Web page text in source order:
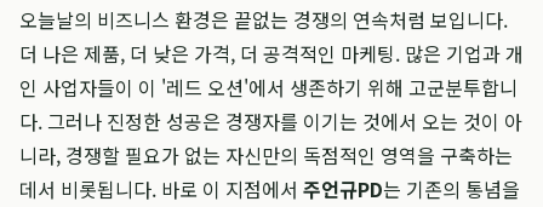
오늘날의 비즈니스 환경은 끝없는 경쟁의 연속처럼 보입니다.
더 나은 제품, 더 낮은 가격, 더 공격적인 마케팅. 많은 기업과 개
인 사업자들이 이 '레드 오션'에서 생존하기 위해 고군분투합니
다. 그러나 진정한 성공은 경쟁자를 이기는 것에서 오는 것이 아
니라, 경쟁할 필요가 없는 자신만의 독점적인 영역을 구축하는
데서 비롯됩니다. 바로 이 지점에서 주언규PD는 기존의 통념을